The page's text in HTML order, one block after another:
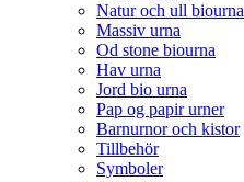
Natur och ull biourna
Massiv urna
Od stone biourna
Hav urna
Jord bio urna
Pap og papir urner
Barnurnor och kistor
Tillbehör
Symboler